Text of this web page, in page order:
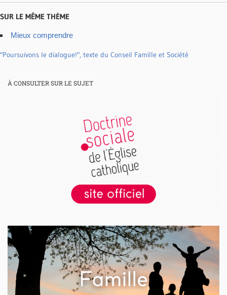
SUR LE MÊME THÈME
Mieux comprendre
"Poursuivons le dialogue!", texte du Conseil Famille et Société
À CONSULTER SUR LE SUJET